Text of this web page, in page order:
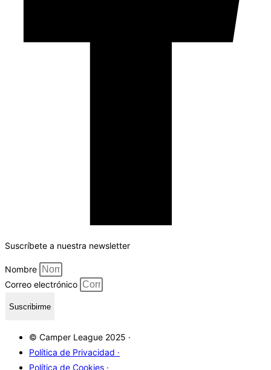
Suscríbete a nuestra newsletter
Nombre
Correo electrónico
Suscribirme
© Camper League 2025 ·
Política de Privacidad ·
Política de Cookies ·